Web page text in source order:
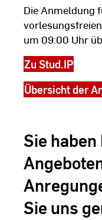
übertragen oder
werden könnten.
Sie in unserer
.
Die Anmeldung
um 09:00 Uhr
Zu Stud.IP
Übersicht der
Sie
Sie uns